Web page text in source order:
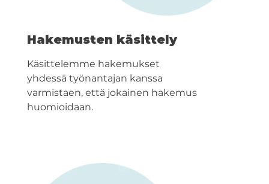
Hakemusten käsittely
Käsittelemme hakemukset
yhdessä työnantajan kanssa
varmistaen, että jokainen hakemus
huomioidaan.